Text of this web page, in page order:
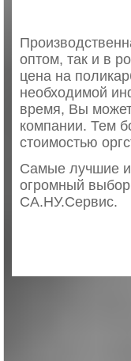
оптом, так и в
цена на
необходимой
время, Вы
компании. Тем
стоимостью
Самые лучшие и
огромный выбор
СА.НУ.Сервис.